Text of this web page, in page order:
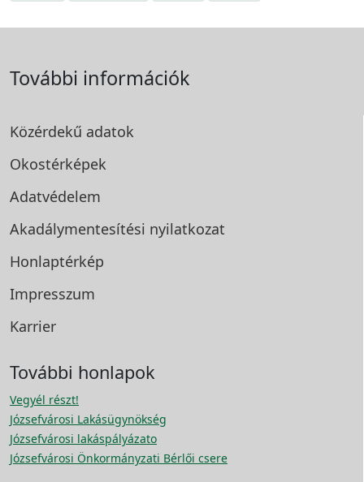
További információk
Közérdekű adatok
Okostérképek
Adatvédelem
Akadálymentesítési nyilatkozat
Honlaptérkép
Impresszum
Karrier
További honlapok
Vegyél részt!
Józsefvárosi Lakásügynökség
Józsefvárosi lakáspályázato
Józsefvárosi Önkormányzati Bérlői csere